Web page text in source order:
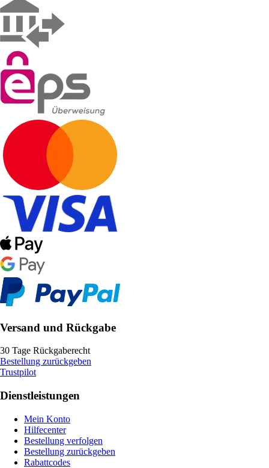
Versand und Rückgabe
30 Tage Rückgaberecht
Bestellung zurückgeben
Trustpilot
Dienstleistungen
Mein Konto
Hilfecenter
Bestellung verfolgen
Bestellung zurückgeben
Rabattcodes